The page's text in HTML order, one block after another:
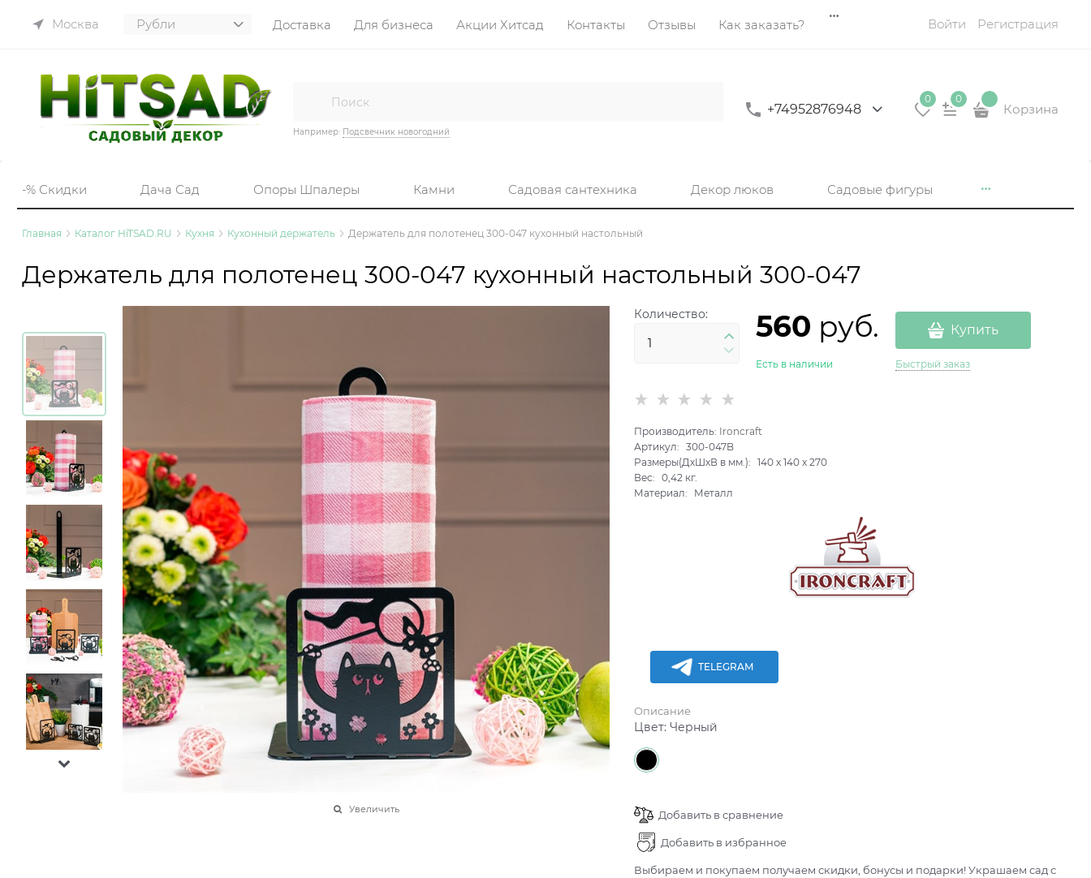
Москва Доставка Для бизнеса Акции Хитсад Контакты Отзывы Как заказать? Войти Регистрация
Например: Подсвечник новогодний
+74952876948
0 0
Корзина
-% Скидки Дача Сад Опоры Шпалеры Камни Садовая сантехника Декор люков Садовые фигуры
Главная Каталог HiTSAD.RU Кухня Кухонный держатель Держатель для полотенец 300-047 кухонный настольный
Держатель для полотенец 300-047 кухонный настольный 300-047
Увеличить
Количество: 560 руб.
Есть в наличии
Купить
Быстрый заказ
Производитель: Ironcraft
Артикул:
300-047B
Размеры(ДхШхВ в мм.):
140 x140 x270
Вес:
0,42 кг.
Материал:
Металл
TELEGRAM
Описание
Цвет:Черный
Добавить в сравнение
Добавить в избранное
Выбираем и покупаем получаем скидки, бонусы и подарки! Украшаем сад с